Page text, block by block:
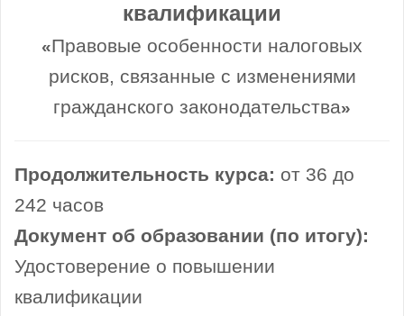
квалификации
«Правовые особенности налоговых
рисков, связанные с изменениями
гражданского законодательства»
Продолжительность курса: от 36 до
242 часов
Документ об образовании (по итогу):
Удостоверение о повышении
квалификации